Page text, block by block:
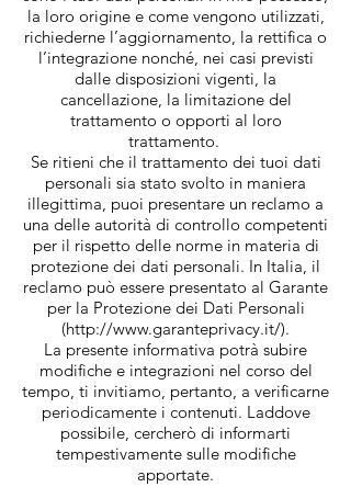
la loro origine e come vengono utilizzati,
richiederne l’aggiornamento, la rettifica o
l’integrazione nonché, nei casi previsti
dalle disposizioni vigenti, la
cancellazione, la limitazione del
trattamento o opporti al loro
trattamento.
Se ritieni che il trattamento dei tuoi dati
personali sia stato svolto in maniera
illegittima, puoi presentare un reclamo a
una delle autorità di controllo competenti
per il rispetto delle norme in materia di
protezione dei dati personali. In Italia, il
reclamo può essere presentato al Garante
per la Protezione dei Dati Personali
(http://www.garanteprivacy.it/).
La presente informativa potrà subire
modifiche e integrazioni nel corso del
tempo, ti invitiamo, pertanto, a verificarne
periodicamente i contenuti. Laddove
possibile, cercherò di informarti
tempestivamente sulle modifiche
apportate.